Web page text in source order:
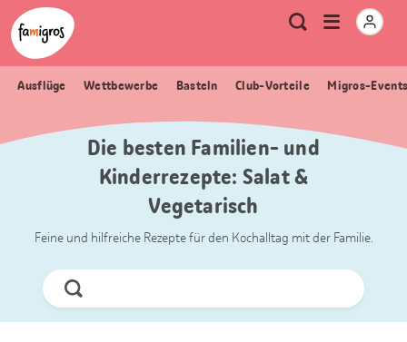
Sprungmarken
Navigation
Header
Logo
Meta
Navigation
Suche
Menu
öffnen
Ausflüge Wettbewerbe Basteln Club-Vorteile Migros-
Die besten Familien- und
Kinderrezepte: Salat &
Vegetarisch
Feine und hilfreiche Rezepte für den Kochalltag mit der Familie.
Jetzt
Suchen